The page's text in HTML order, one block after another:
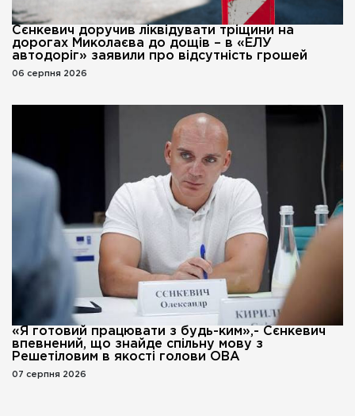
Сєнкевич доручив ліквідувати тріщини на
дорогах Миколаєва до дощів – в «ЕЛУ
автодоріг» заявили про відсутність грошей
06 серпня 2026
«Я готовий працювати з будь-ким»,- Сєнкевич
впевнений, що знайде спільну мову з
Решетіловим в якості голови ОВА
07 серпня 2026